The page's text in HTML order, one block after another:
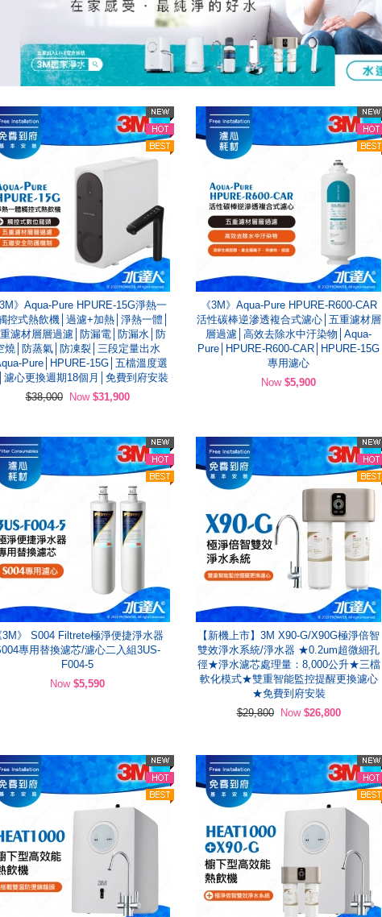
3M》Aqua-Pure HPURE-15G淨熱一
控式熱飲機│過濾+加熱│淨熱一體│
濾材層層過濾│防漏電│防漏水│防
燒│防蒸氣│防凍裂│三段定量出水
Pure│HPURE-15G│五檔溫度選
濾心更換週期18個月│免費到府安裝
$38,000
Now $31,900
《3M》Aqua-Pure HPURE-R600-CAR
活性碳棒逆滲透複合式濾心│五重濾材層
層過濾│高效去除水中汙染物│Aqua-
Pure│HPURE-R600-CAR│HPURE-15G
專用濾心
Now $5,900
3M》 S004 Filtrete極淨便捷淨水器
專用替換濾芯/濾心二入組3US-
F004-5
Now $5,590
【新機上市】3M X90-G/X90G極淨倍智
雙效淨水系統/淨水器 ★0.2um超微細孔
徑★淨水濾芯處理量：8,000公升★三檔
軟化模式★雙重智能監控提醒更換濾心
★免費到府安裝
$29,800
Now $26,800